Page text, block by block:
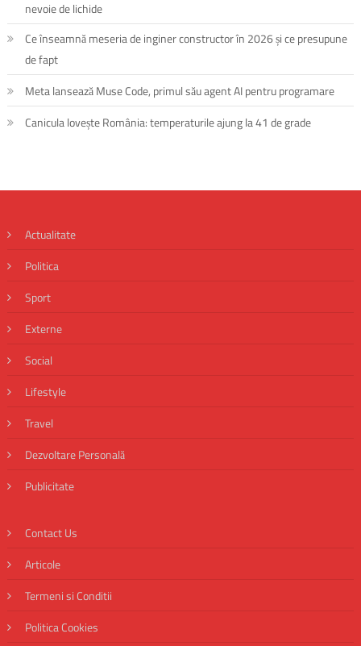
nevoie de lichide
Ce înseamnă meseria de inginer constructor în 2026 și ce presupune
de fapt
Meta lansează Muse Code, primul său agent AI pentru programare
Canicula lovește România: temperaturile ajung la 41 de grade
Actualitate
Politica
Sport
Externe
Social
Lifestyle
Travel
Dezvoltare Personală
Publicitate
Contact Us
Articole
Termeni si Conditii
Politica Cookies